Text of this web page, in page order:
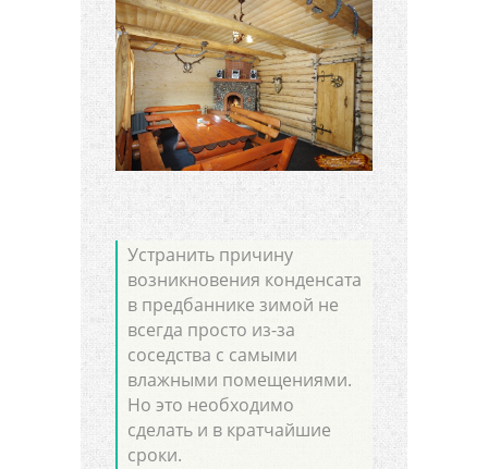
Устранить причину
возникновения конденсата
в предбаннике зимой не
всегда просто из-за
соседства с самыми
влажными помещениями.
Но это необходимо
сделать и в кратчайшие
сроки.